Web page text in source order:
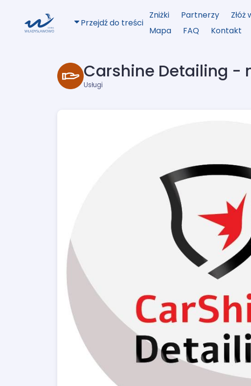
Przejdź do treści
Zniżki Partnerzy Złóż
Mapa
FAQ Kontakt
Carshine Detailing -
Usługi